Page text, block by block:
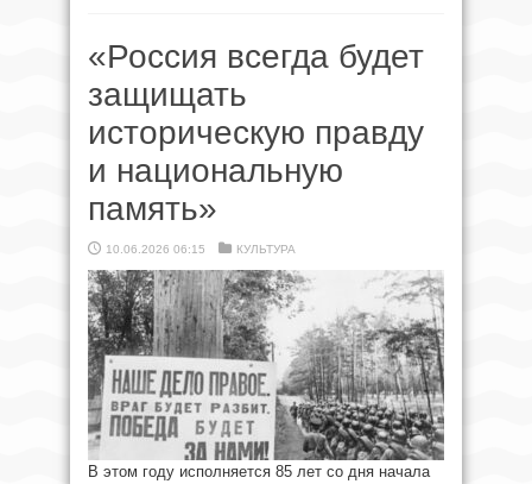
«Россия всегда будет
защищать
историческую правду
и национальную
память»
10.06.2026 06:15 КУЛЬТУРА
В этом году исполняется 85 лет со дня начала